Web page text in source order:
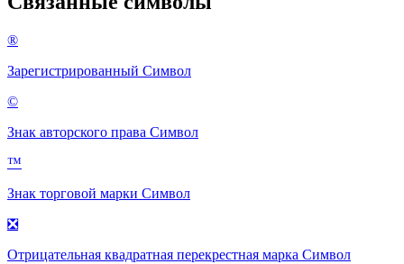
®
Зарегистрированный Символ
©
Знак авторского права Символ
™
Знак торговой марки Символ
❎
Отрицательная квадратная перекрестная марка Символ